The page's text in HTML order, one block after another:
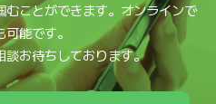
ことができます。オンラインで
能です。
談お待ちしております。